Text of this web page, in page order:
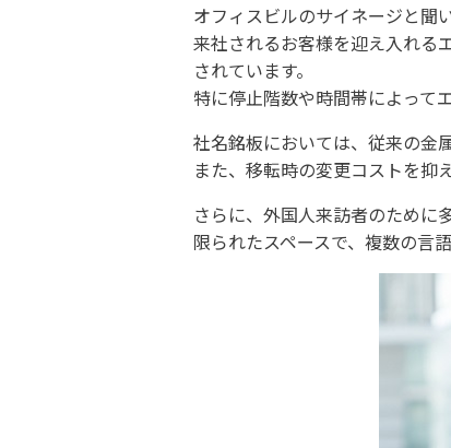
オフィスビルのサイネージと聞
来社されるお客様を迎え入れる
されています。
特に停止階数や時間帯によって
社名銘板においては、従来の金
また、移転時の変更コストを抑
さらに、外国人来訪者のために
限られたスペースで、複数の言